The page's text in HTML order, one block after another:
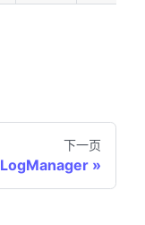
下一页
LogManager